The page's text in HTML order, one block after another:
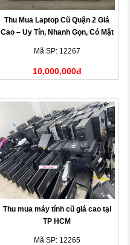
Thu Mua Laptop Cũ Quận 2 Giá
Cao – Uy Tín, Nhanh Gọn, Có Mặt
Mã SP: 12267
10,000,000đ
Thu mua máy tính cũ giá cao tại
TP HCM
Mã SP: 12265